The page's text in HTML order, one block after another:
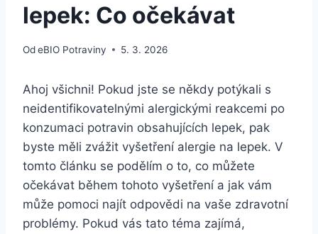
lepek: Co očekávat
OdeBIO Potraviny 5. 3. 2026
Ahoj všichni! Pokud jste se někdy potýkali ⁤s
neidentifikovatelnými alergickými reakcemi po
konzumaci potravin obsahujících lepek, pak
⁣byste ⁤měli ​zvážit‌ vyšetření alergie na‍ lepek. V
tomto článku se podělím o to, ⁣co můžete
očekávat‍ během tohoto vyšetření a jak⁢ vám⁢
může‍ pomoci najít odpovědi na vaše zdravotní​
problémy. Pokud vás tato téma zajímá,⁢